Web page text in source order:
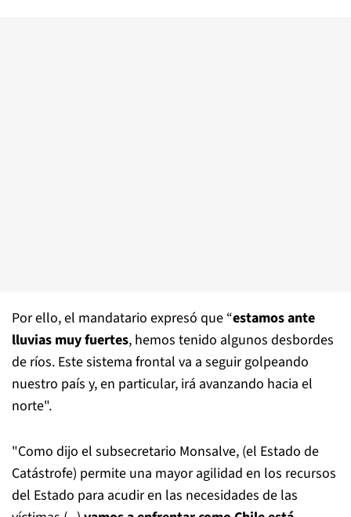
Por ello, el mandatario expresó que “estamos ante
lluvias muy fuertes, hemos tenido algunos desbordes
de ríos. Este sistema frontal va a seguir golpeando
nuestro país y, en particular, irá avanzando hacia el
norte".
"Como dijo el subsecretario Monsalve, (el Estado de
Catástrofe) permite una mayor agilidad en los recursos
del Estado para acudir en las necesidades de las